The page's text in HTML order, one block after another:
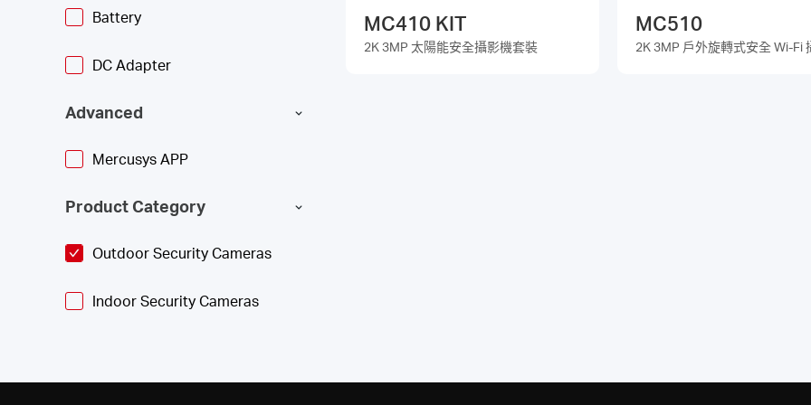
Battery
DC Adapter
Advanced
Mercusys APP
Product Category
Outdoor Security Cameras
Indoor Security Cameras
MC410 KIT
2K 3MP 太陽能安全攝影機套裝
MC510
2K 3MP 戶外旋轉式安全 Wi-Fi